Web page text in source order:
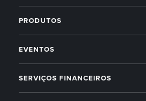
Imobiliárias
Next
PRODUTOS
Administração condominial
EVENTOS
Superlógica Next
SERVIÇOS FINANCEIROS